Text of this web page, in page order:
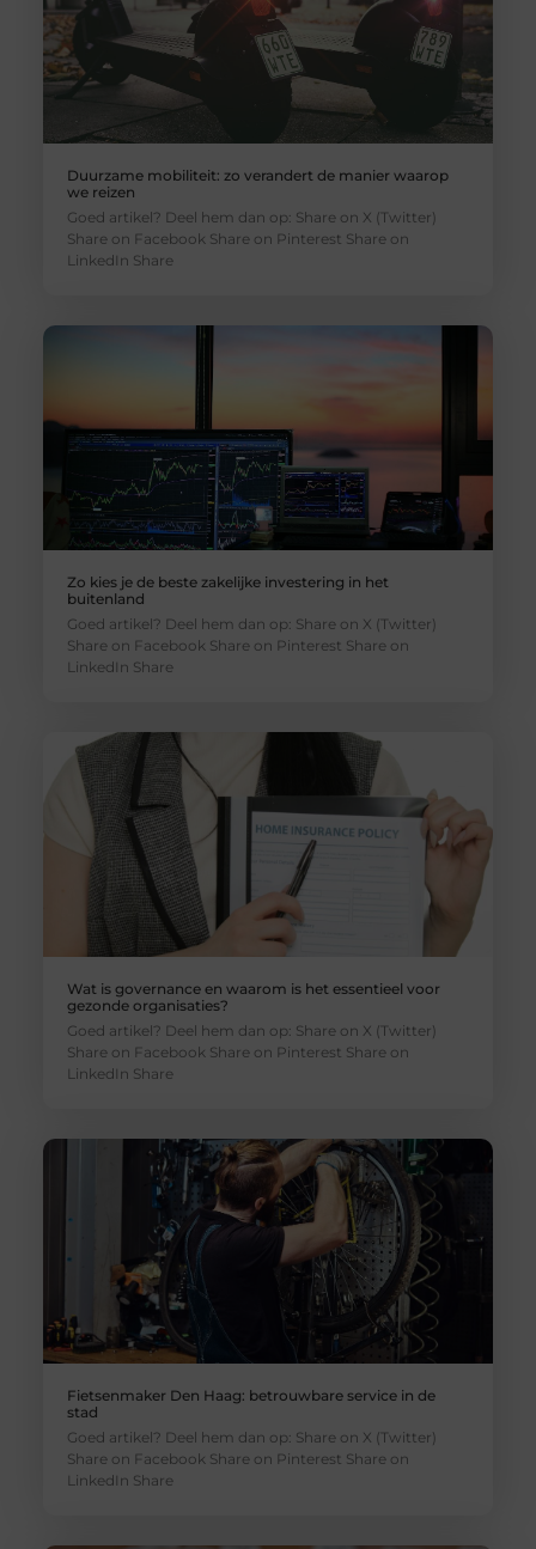
Duurzame mobiliteit: zo verandert de manier waarop
we reizen
Goed artikel? Deel hem dan op: Share on X (Twitter)
Share on Facebook Share on Pinterest Share on
LinkedIn Share
Zo kies je de beste zakelijke investering in het
buitenland
Goed artikel? Deel hem dan op: Share on X (Twitter)
Share on Facebook Share on Pinterest Share on
LinkedIn Share
Wat is governance en waarom is het essentieel voor
gezonde organisaties?
Goed artikel? Deel hem dan op: Share on X (Twitter)
Share on Facebook Share on Pinterest Share on
LinkedIn Share
Fietsenmaker Den Haag: betrouwbare service in de
stad
Goed artikel? Deel hem dan op: Share on X (Twitter)
Share on Facebook Share on Pinterest Share on
LinkedIn Share